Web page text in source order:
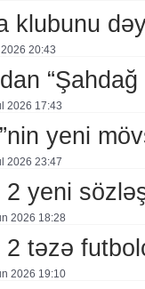
klubunu
20:43
2026 17:43
yeni
2026 23:47
2 yeni
2026 18:28
2 təzə
2026 19:10